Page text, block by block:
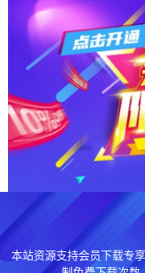
本站资源支持会员下载专